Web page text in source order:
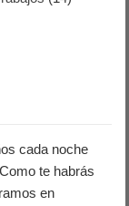
cada noche
te habrás
en